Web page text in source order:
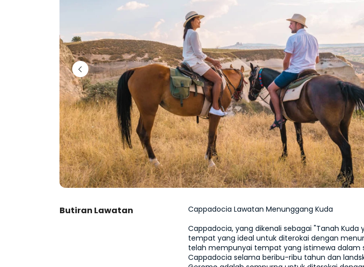
Butiran Lawatan
Cappadocia Lawatan Menunggang Kuda
Cappadocia, yang dikenali sebagai "Tanah Kuda
tempat yang ideal untuk diterokai dengan
telah mempunyai tempat yang istimewa dalam
Cappadocia selama beribu-ribu tahun dan